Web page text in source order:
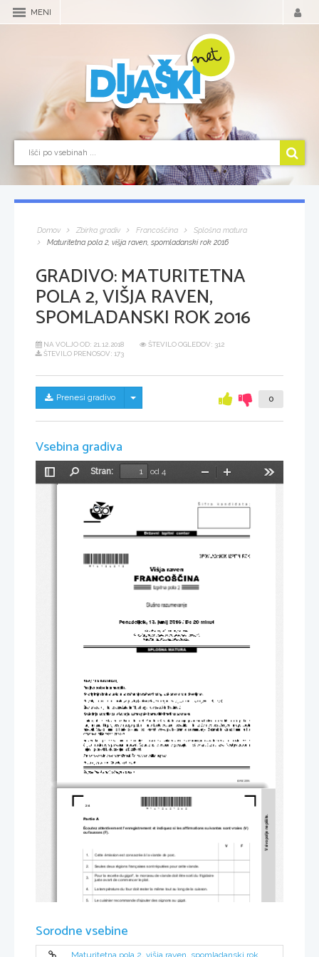
MENI
Domov Zbirka gradiv Francoščina
Splošna matura
Maturitetna pola 2, višja raven, spomladanski rok 2016
GRADIVO:MATURITETNA
POLA 2, VIŠJA RAVEN,
SPOMLADANSKI ROK 2016
NA VOLJO OD: 21.12.2018
ŠTEVILO OGLEDOV: 312
ŠTEVILO PRENOSOV: 173
Prenesi gradivo Skrij/prikaži meni 0
Vsebina gradiva
Preklopi
Stran:
od 4
Pomanjšaj
V sivo polje ne pišite.
2/4
Partie A
Écoutez attentivement l'enregistrement et indiquez si les affirmations suivantes sont vraies (V)
ou fausses (F).
V             F
1. Cette émission est consacrée à la viande de porc.
2. Seules deux régions françaises sont réputées pour cette viande.
3.
Pour la recette du gigot*, le morceau de viande doit être sorti du frigidaire
juste avant de commencer le plat.
4. La température du four doit rester la même tout au long de la cuisson.
5. Le cuisinier recommande d'ajouter des oignons au gigot.
8.
Au début de la recette, il faut cuisiner séparément la viande et les
9. La dernière recette proposée par le cuisinier est réalisée rapidement.
Sorodne vsebine
Maturitetna pola 2, višja raven, spomladanski rok